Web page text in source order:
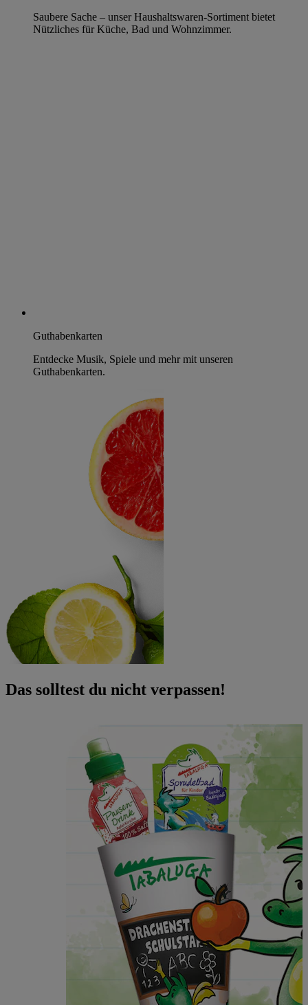
Saubere Sache – unser Haushaltswaren-Sortiment bietet
Nützliches für Küche, Bad und Wohnzimmer.
Guthabenkarten
Entdecke Musik, Spiele und mehr mit unseren
Guthabenkarten.
Das solltest du nicht verpassen!